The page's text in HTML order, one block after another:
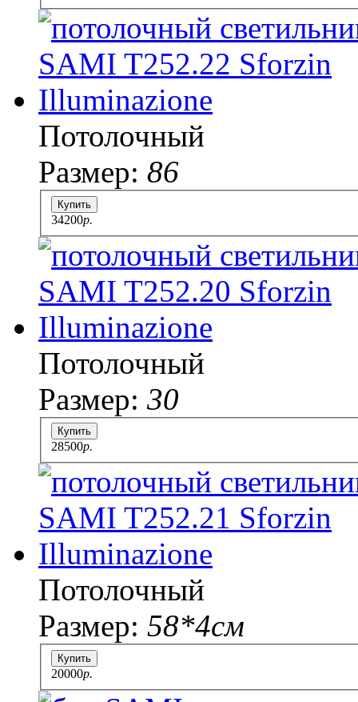
Потолочный
Размер: 86
Купить
34200p.
Потолочный
Размер: 30
Купить
28500p.
Потолочный
Размер: 58*4см
Купить
20000p.